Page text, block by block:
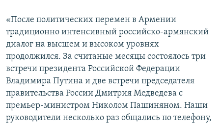
«После политических перемен в Армении
традиционно интенсивный российско-армянский
диалог на высшем и высоком уровнях
продолжился. За считаные месяцы состоялось три
встречи президента Российской Федерации
Владимира Путина и две встречи председателя
правительства России Дмитрия Медведева с
премьер-министром Николом Пашиняном. Наши
руководители несколько раз общались по телефону,